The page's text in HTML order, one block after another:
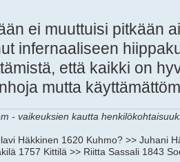
ei muuttuisi pitkään
infernaaliseen
että kaikki on
mutta
- vaikeuksien kautta
Häkkinen 1620 Kuhmo? >> Juhani
1757 Kittilä >> Riitta Sassali 1843